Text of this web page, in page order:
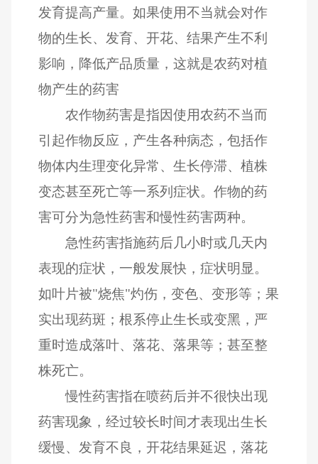
发育提高产量。如果使用不当就会对作
物的生长、发育、开花、结果产生不利
影响，降低产品质量，这就是农药对植
物产生的药害
农作物药害是指因使用农药不当而
引起作物反应，产生各种病态，包括作
物体内生理变化异常、生长停滞、植株
变态甚至死亡等一系列症状。作物的药
害可分为急性药害和慢性药害两种。
急性药害指施药后几小时或几天内
表现的症状，一般发展快，症状明显。
如叶片被"烧焦"灼伤，变色、变形等；果
实出现药斑；根系停止生长或变黑，严
重时造成落叶、落花、落果等；甚至整
株死亡。
慢性药害指在喷药后并不很快出现
药害现象，经过较长时间才表现出生长
缓慢、发育不良，开花结果延迟，落花